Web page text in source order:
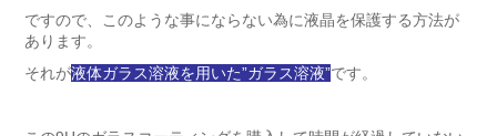
ですので、このような事にならない為に液晶を保護する方法が
あります。
それが液体ガラス溶液を用いた”ガラス溶液”です。